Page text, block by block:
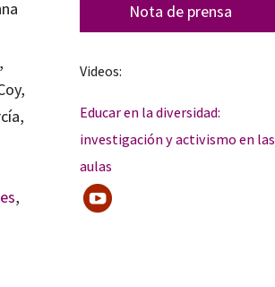
,
Nota de prensa
Videos:
Educar en la diversidad:
investigación y activismo en las
aulas